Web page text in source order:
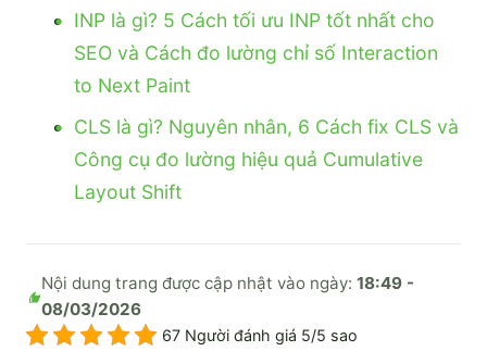
INP là gì? 5 Cách tối ưu INP tốt nhất cho
SEO và Cách đo lường chỉ số Interaction
to Next Paint
CLS là gì? Nguyên nhân, 6 Cách fix CLS và
Công cụ đo lường hiệu quả Cumulative
Layout Shift
Nội dung trang được cập nhật vào ngày:18:49 -
08/03/2026
67 Người đánh giá 5/5 sao